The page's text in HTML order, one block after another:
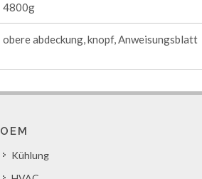
4800g
obere abdeckung, knopf, Anweisungsblatt
OEM
Kühlung